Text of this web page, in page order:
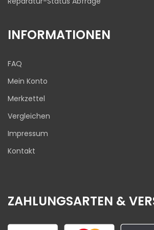
INFORMATIONEN
FAQ
Mein Konto
Merkzettel
Vergleichen
Impressum
Kontakt
ZAHLUNGSARTEN &